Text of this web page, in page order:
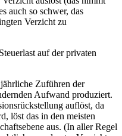
auch so schwer, das
Verzicht zu
auf der privaten
Zuführen der
Aufwand produziert.
auflöst, da
löst das in den meisten
aus. (In aller Regel